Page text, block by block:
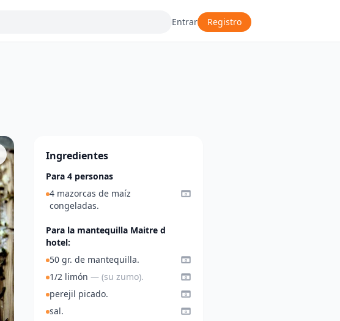
Entrar Registro
Ingredientes
Para 4 personas
4 mazorcas de maíz
congeladas.
Para la mantequilla Maitre d
hotel:
50 gr. de mantequilla.
1/2 limón — (su zumo).
perejil picado.
sal.